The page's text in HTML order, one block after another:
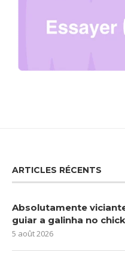
ARTICLES RÉCENTS
Absolutamente
guiar a galinha no
5 août 2026